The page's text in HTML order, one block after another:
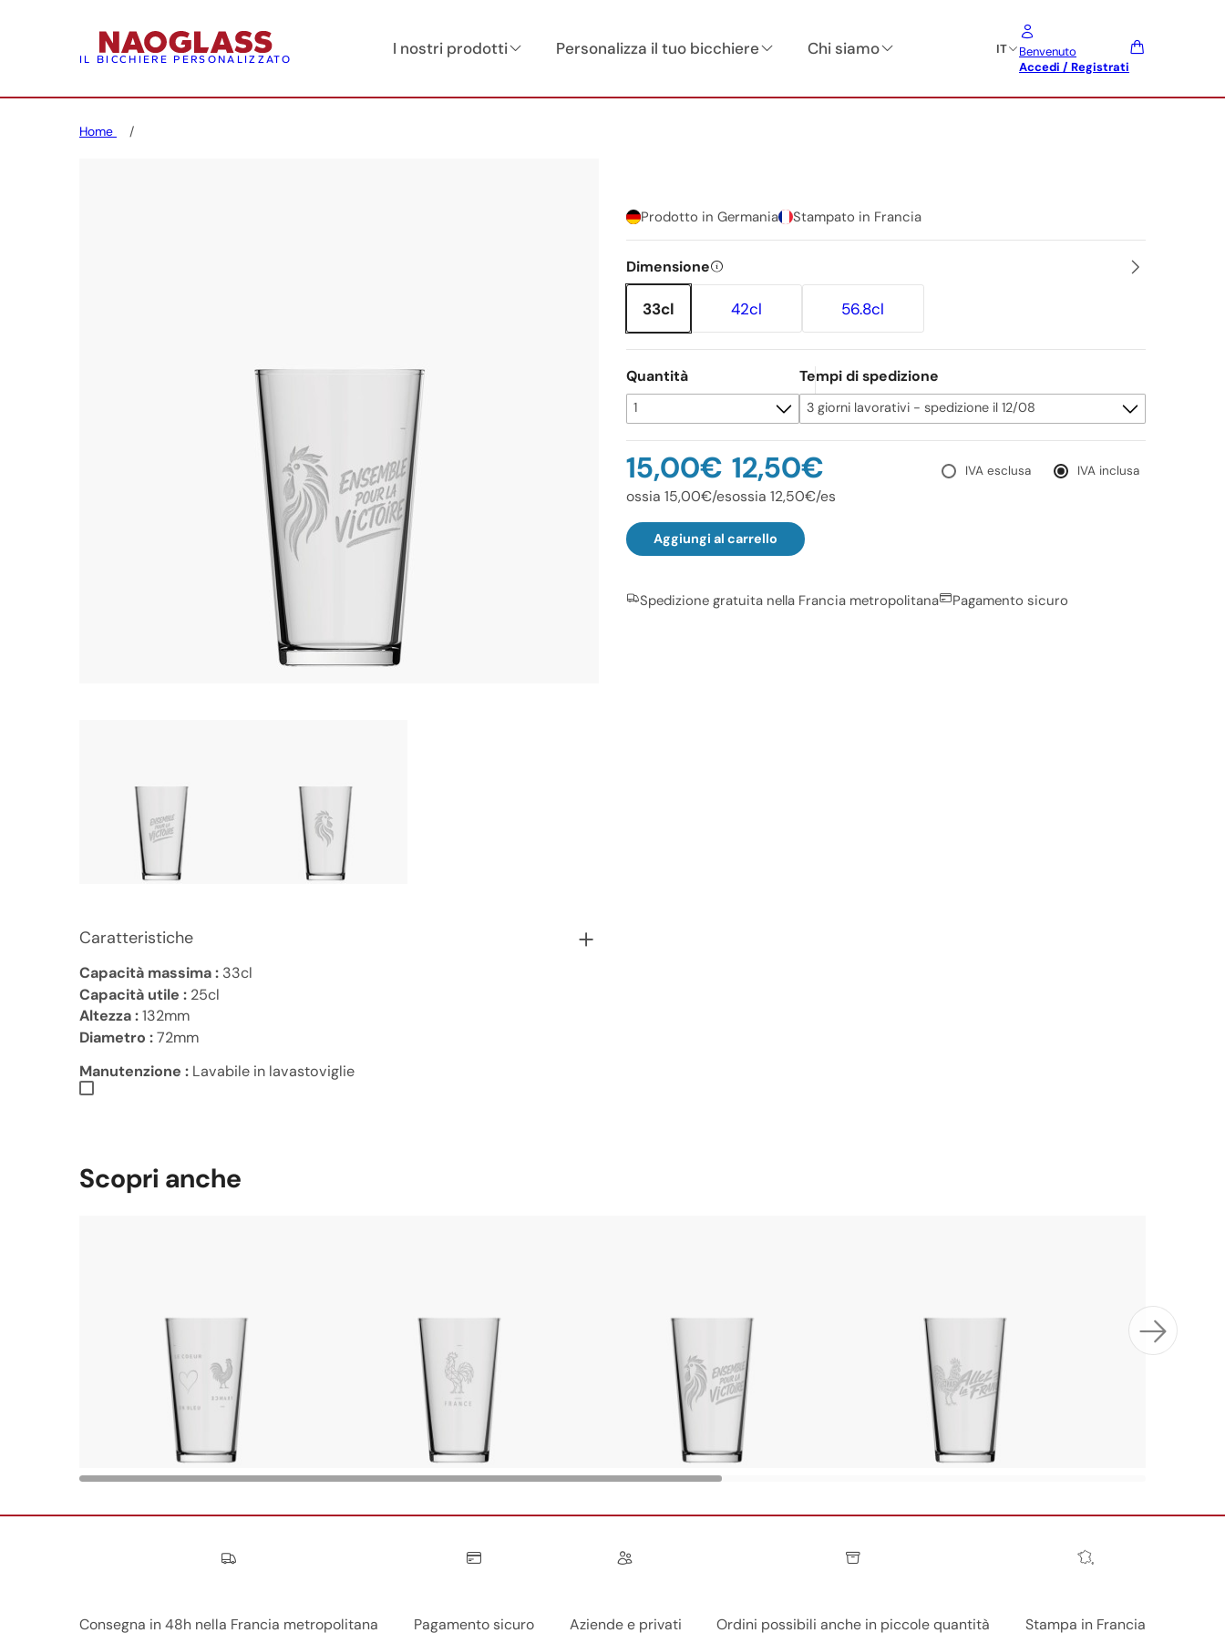
IL BICCHIERE PERSONALIZZATO
I nostri prodotti Personalizza il tuo bicchiere Chi siamo IT
Benvenuto
Accedi / Registrati
Home
Prodotto in Germania Stampato in Francia
Dimensione
33cl 42cl 56.8cl
Quantità Tempi di spedizione
IVA esclusa IVA inclusa
15,00€
ossia 15,00€/es
12,50€
ossia 12,50€/es
Aggiungi al carrello
Spedizione gratuita nella Francia metropolitana Pagamento sicuro
Caratteristiche
Capacità massima : 33cl
Capacità utile : 25cl
Altezza :132mm
Diametro :72mm
Manutenzione : Lavabile in lavastoviglie
Scopri anche
Nos engagements
Consegna in 48h nella Francia metropolitana Pagamento sicuro Aziende e privati Ordini possibili anche in piccole quantità Stampa in Francia